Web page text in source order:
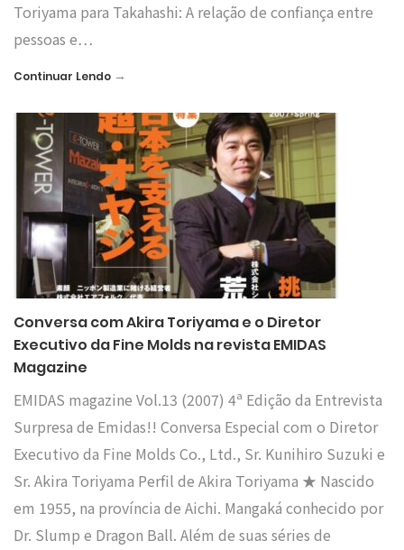
Toriyama para Takahashi: A relação de confiança entre
pessoas e…
Continuar Lendo →
Conversa com Akira Toriyama e o Diretor
Executivo da Fine Molds na revista EMIDAS
Magazine
EMIDAS magazine Vol.13 (2007) 4ª Edição da Entrevista
Surpresa de Emidas!! Conversa Especial com o Diretor
Executivo da Fine Molds Co., Ltd., Sr. Kunihiro Suzuki e
Sr. Akira Toriyama Perfil de Akira Toriyama ★ Nascido
em 1955, na província de Aichi. Mangaká conhecido por
Dr. Slump e Dragon Ball. Além de suas séries de